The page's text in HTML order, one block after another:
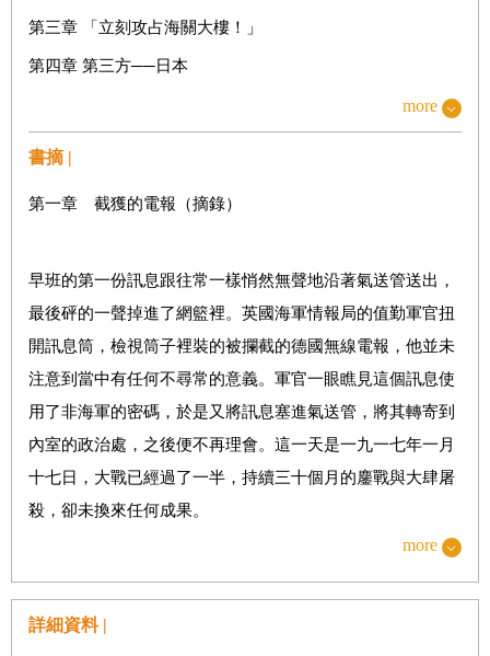
第三章 「立刻攻占海關大樓！」
第四章 第三方──日本
第十一章 電報傳到華府
第十二章 不得不相信
電報密碼與解碼譯文對照
參考文獻
more
書摘 |
第一章 截獲的電報（摘錄）
早班的第一份訊息跟往常一樣悄然無聲地沿著氣送管送出，
最後砰的一聲掉進了網籃裡。英國海軍情報局的值勤軍官扭
開訊息筒，檢視筒子裡裝的被攔截的德國無線電報，他並未
注意到當中有任何不尋常的意義。軍官一眼瞧見這個訊息使
用了非海軍的密碼，於是又將訊息塞進氣送管，將其轉寄到
內室的政治處，之後便不再理會。這一天是一九一七年一月
十七日，大戰已經過了一半，持續三十個月的鏖戰與大肆屠
殺，卻未換來任何成果。
這天早上，在內室──白廳最機密的地方──值勤的是兩名被
借調過來從事密碼工作的民間人士，為了隱匿工作內容，這
個單位索性以所在的工作地點命名：四十號室（Room
more
詳細資料 |